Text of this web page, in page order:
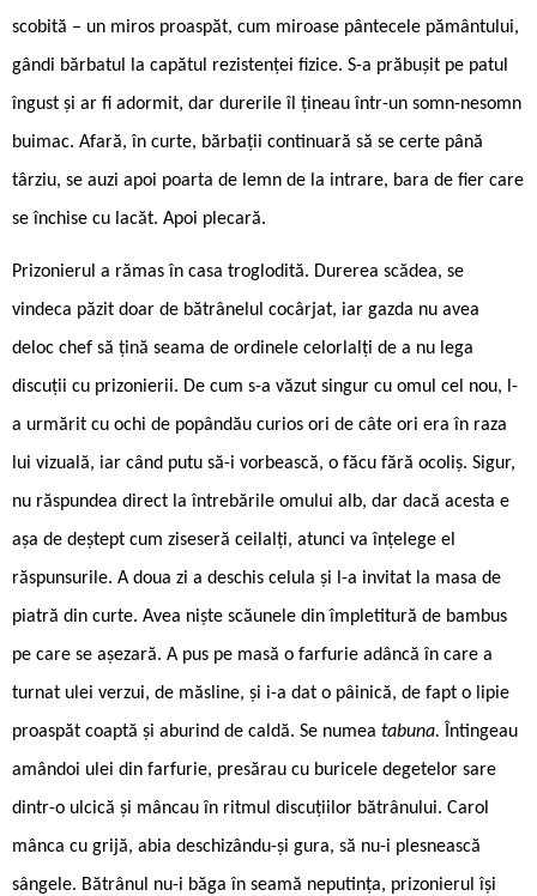
scobită – un miros proaspăt, cum miroase pântecele pământului,
gândi bărbatul la capătul rezistenței fizice. S-a prăbușit pe patul
îngust și ar fi adormit, dar durerile îl țineau într-un somn-nesomn
buimac. Afară, în curte, bărbații continuară să se certe până
târziu, se auzi apoi poarta de lemn de la intrare, bara de fier care
se închise cu lacăt. Apoi plecară.
Prizonierul a rămas în casa troglodită. Durerea scădea, se
vindeca păzit doar de bătrânelul cocârjat, iar gazda nu avea
deloc chef să țină seama de ordinele celorlalți de a nu lega
discuții cu prizonierii. De cum s-a văzut singur cu omul cel nou, l-
a urmărit cu ochi de popândău curios ori de câte ori era în raza
lui vizuală, iar când putu să-i vorbească, o făcu fără ocoliș. Sigur,
nu răspundea direct la întrebările omului alb, dar dacă acesta e
așa de deștept cum ziseseră ceilalți, atunci va înțelege el
răspunsurile. A doua zi a deschis celula și l-a invitat la masa de
piatră din curte. Avea niște scăunele din împletitură de bambus
pe care se așezară. A pus pe masă o farfurie adâncă în care a
turnat ulei verzui, de măsline, și i-a dat o pâinică, de fapt o lipie
proaspăt coaptă și aburind de caldă. Se numea tabuna.
Întingeau
amândoi ulei din farfurie, presărau cu buricele degetelor sare
dintr-o ulcică și mâncau în ritmul discuțiilor bătrânului. Carol
mânca cu grijă, abia deschizându-și gura, să nu-i plesnească
sângele. Bătrânul nu-i băga în seamă neputința, prizonierul își